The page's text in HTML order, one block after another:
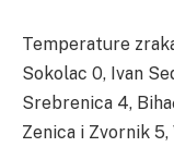
Temperature
Sokolac 0, Ivan
Srebrenica 4,
Zenica i Zvornik 5,